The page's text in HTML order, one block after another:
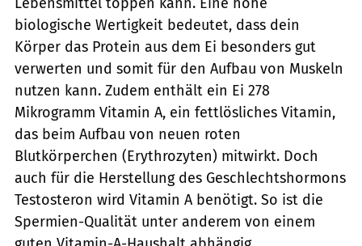
biologische Wertigkeit bedeutet, dass dein
Körper das Protein aus dem Ei besonders gut
verwerten und somit für den Aufbau von Muskeln
nutzen kann. Zudem enthält ein Ei 278
Mikrogramm Vitamin A, ein fettlösliches Vitamin,
das beim Aufbau von neuen roten
Blutkörperchen (Erythrozyten) mitwirkt. Doch
auch für die Herstellung des Geschlechtshormons
Testosteron wird Vitamin A benötigt. So ist die
Spermien-Qualität unter anderem von einem